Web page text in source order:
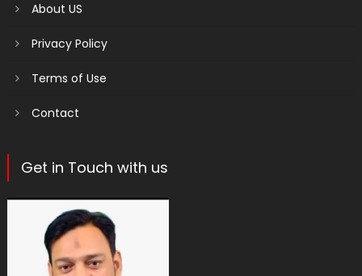
About US
Privacy Policy
Terms of Use
Contact
Get in Touch with us